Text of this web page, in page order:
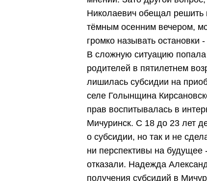
Николаевич обещал решить
тёмным осенним вечером,
громко называть остановки
В сложную ситуацию
родителей в пятилетнем
лишилась субсидии на
селе Голынщина
прав воспитывалась в
Мичуринск. С 18 до 23 лет
о субсидии, но так и не
ни перспективы на будущее
отказали. Надежда
получения субсидий в